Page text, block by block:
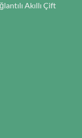
Akıllı Çift